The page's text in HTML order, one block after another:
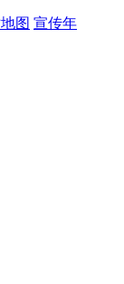
图 宣传年